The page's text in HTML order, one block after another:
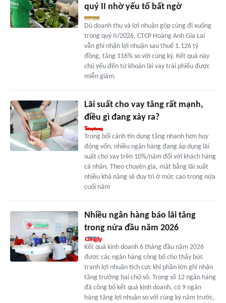
quý II nhờ yếu tố bất ngờ
Dù doanh thu và lợi nhuận gộp cùng đi xuống
trong quý II/2026, CTCP Hoàng Anh Gia Lai
vẫn ghi nhận lợi nhuận sau thuế 1.126 tỷ
đồng, tăng 116% so với cùng kỳ. Kết quả này
chủ yếu đến từ khoản lãi vay trái phiếu được
miễn giảm.
Lãi suất cho vay tăng rất mạnh,
điều gì đang xảy ra?
Trong bối cảnh tín dụng tăng nhanh hơn huy
động vốn, nhiều ngân hàng đang áp dụng lãi
suất cho vay trên 10%/năm đối với khách hàng
cá nhân. Theo chuyên gia, mặt bằng lãi suất
nhiều khả năng sẽ duy trì ở mức cao trong nửa
cuối năm
Nhiều ngân hàng báo lãi tăng
trong nửa đầu năm 2026
Kết quả kinh doanh 6 tháng đầu năm 2026
được các ngân hàng công bố cho thấy bức
tranh lợi nhuận tích cực khi phần lớn ghi nhận
tăng trưởng hai chữ số. Trong số 12 ngân hàng
đã công bố kết quả kinh doanh, có 9 ngân
hàng tăng lợi nhuận so với cùng kỳ năm trước,